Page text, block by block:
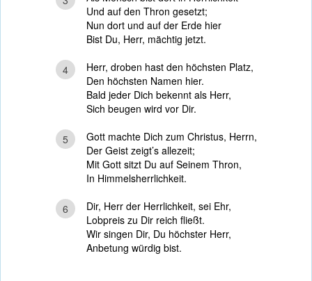
Und auf den Thron gesetzt;
Nun dort und auf der Erde hier
Bist Du, Herr, mächtig jetzt.
4
Herr, droben hast den höchsten Platz,
Den höchsten Namen hier.
Bald jeder Dich bekennt als Herr,
Sich beugen wird vor Dir.
5
Gott machte Dich zum Christus, Herrn,
Der Geist zeigt’s allezeit;
Mit Gott sitzt Du auf Seinem Thron,
In Himmelsherrlichkeit.
6
Dir, Herr der Herrlichkeit, sei Ehr,
Lobpreis zu Dir reich fließt.
Wir singen Dir, Du höchster Herr,
Anbetung würdig bist.